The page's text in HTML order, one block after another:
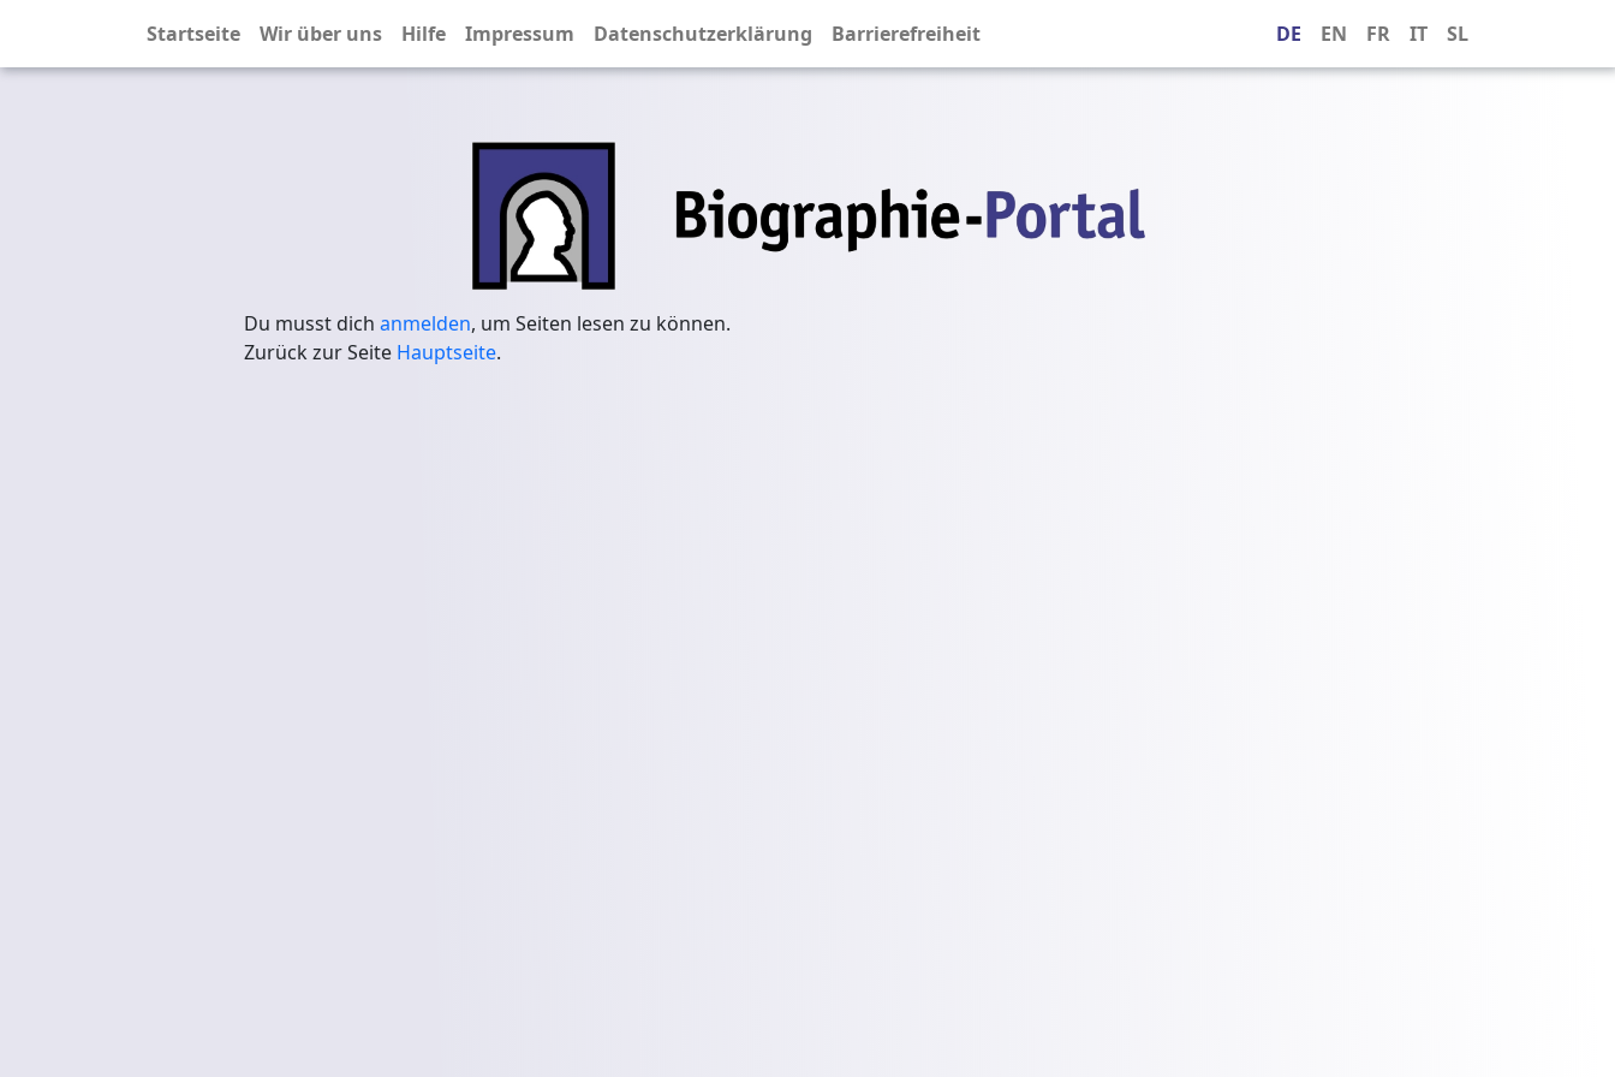
Startseite Wir über uns Hilfe Impressum Datenschutzerklärung Barrierefreiheit DE EN FR IT SL
Du musst dich anmelden, um Seiten lesen zu können.
Zurück zur Seite Hauptseite.